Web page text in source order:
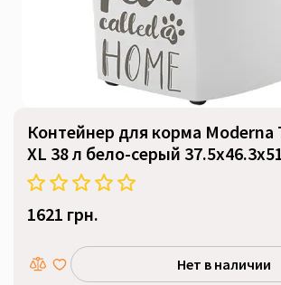
Контейнер для корма Moderna
XL 38 л бело-серый
1621 грн.
Нет в наличии